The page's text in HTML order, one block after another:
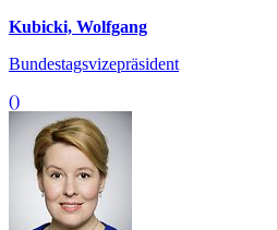
Kubicki, Wolfgang
Bundestagsvizepräsident
()